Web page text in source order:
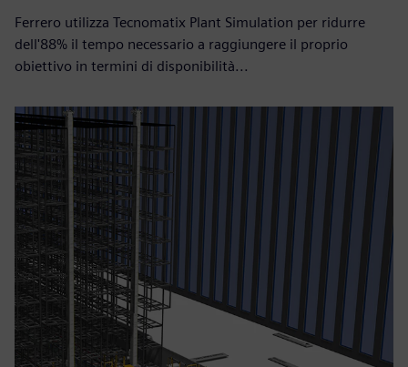
Ferrero utilizza Tecnomatix Plant Simulation per ridurre
dell'88% il tempo necessario a raggiungere il proprio
obiettivo in termini di disponibilità...